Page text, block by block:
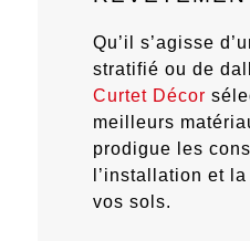
Qu’il s’agisse
stratifié ou de
Curtet Décor
meilleurs
prodigue les
l’installation et
vos sols.